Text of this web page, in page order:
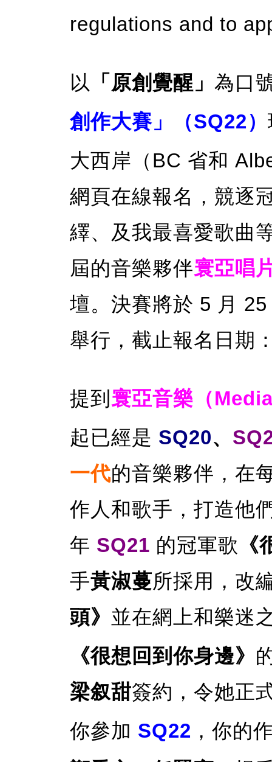
regulations and to
以 「原創覺醒」 為口
創作大賽」（SQ22）
大西岸（BC 省和
網頁在線報名，競逐
繹、及我最喜愛歌曲
屆的音樂夥伴寰亞唱
壇。決賽將於 5 月
舉行，截止報名日期
提到 寰亞音樂（
起已經是 SQ20、
一代的音樂夥伴，在
作人和歌手，打造他
年 SQ21 的冠軍歌
手黃淑蔓所採用，改
頭》 並在網上和樂迷
《很想回到你身邊》
梁叙甜簽約，令她正
你參加 SQ22 ，你的